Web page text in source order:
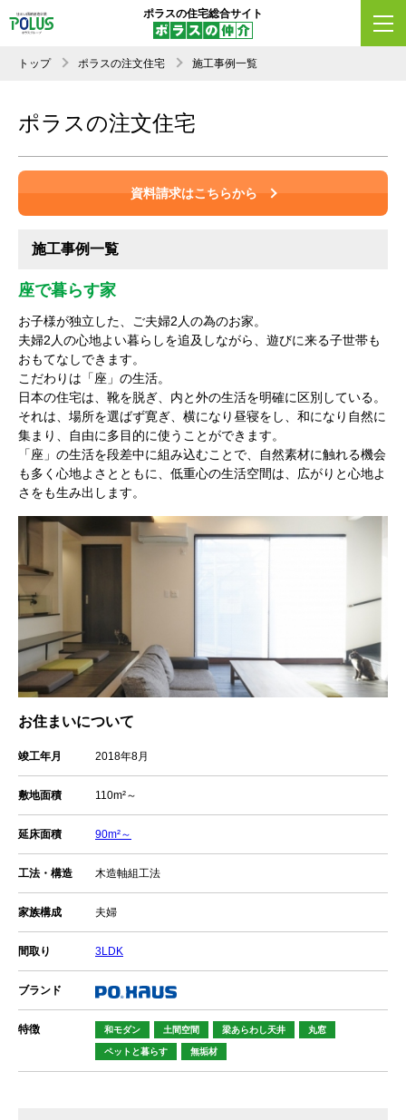
ポラスの住宅総合サイト
トップ ポラスの注文住宅 施工事例一覧
ポラスの注文住宅
資料請求はこちらから
施工事例一覧
座で暮らす家
お子様が独立した、ご夫婦2人の為のお家。
夫婦2人の心地よい暮らしを追及しながら、遊びに来る子世帯も
おもてなしできます。
こだわりは「座」の生活。
日本の住宅は、靴を脱ぎ、内と外の生活を明確に区別している。
それは、場所を選ばず寛ぎ、横になり昼寝をし、和になり自然に
集まり、自由に多目的に使うことができます。
「座」の生活を段差中に組み込むことで、自然素材に触れる機会
も多く心地よさとともに、低重心の生活空間は、広がりと心地よ
さをも生み出します。
お住まいについて
竣工年月 2018年8月
敷地面積 110m²～
延床面積 90m²～
工法・構造 木造軸組工法
家族構成 夫婦
間取り 3LDK
ブランド
特徴 和モダン 土間空間 梁あらわし天井 丸窓
ペットと暮らす 無垢材